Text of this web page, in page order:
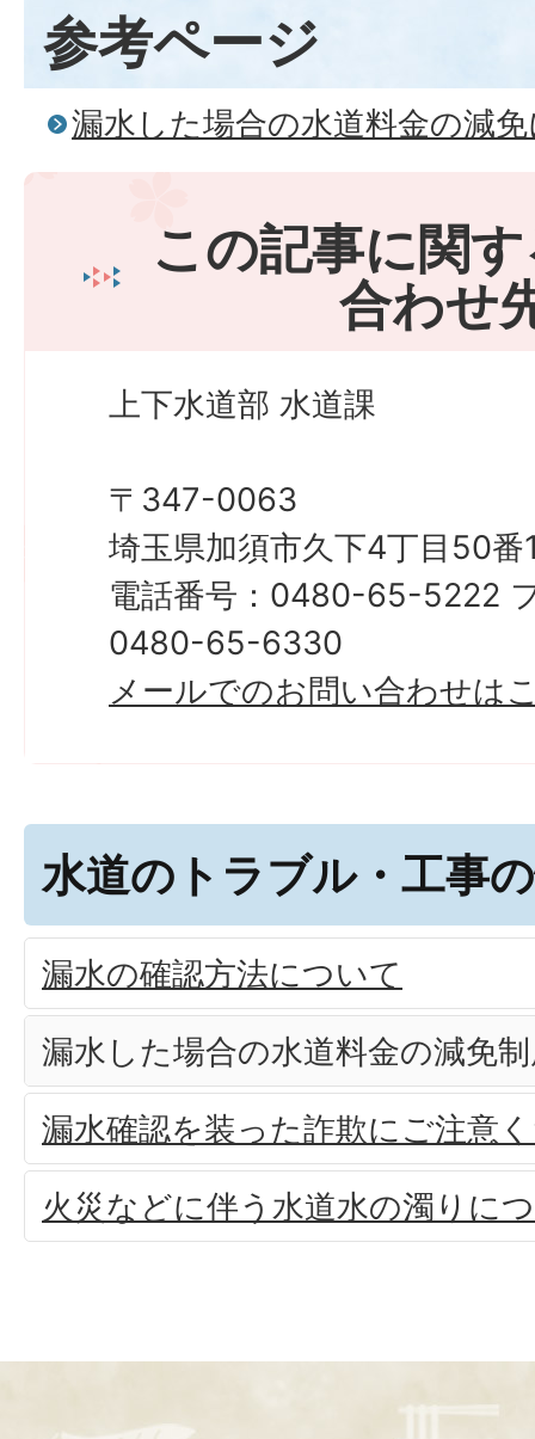
参考ページ
漏水した場合の水道料金の減
この記事に関
合わせ
上下水道部 水道課
〒347-0063
埼玉県加須市久下4丁目50番
電話番号：0480-65-5222
0480-65-6330
メールでのお問い合わせは
水道のトラブル・工事
漏水の確認方法について
漏水した場合の水道料金の減免
漏水確認を装った詐欺にご注意
火災などに伴う水道水の濁りに